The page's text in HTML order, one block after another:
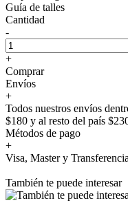
Guía de talles
Cantidad
-
+
Comprar
Envíos
+
Todos nuestros envíos
$180 y al resto del país
Métodos de pago
+
Visa, Master y
También te puede interesar